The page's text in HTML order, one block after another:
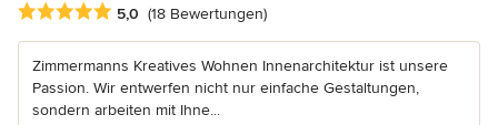
Durchschnittliche Bewertung: 5 von 5 Sternen
5,0 (18 Bewertungen)
Zimmermanns Kreatives Wohnen Innenarchitektur ist unsere
Passion. Wir entwerfen nicht nur einfache Gestaltungen,
sondern arbeiten mit Ihne...